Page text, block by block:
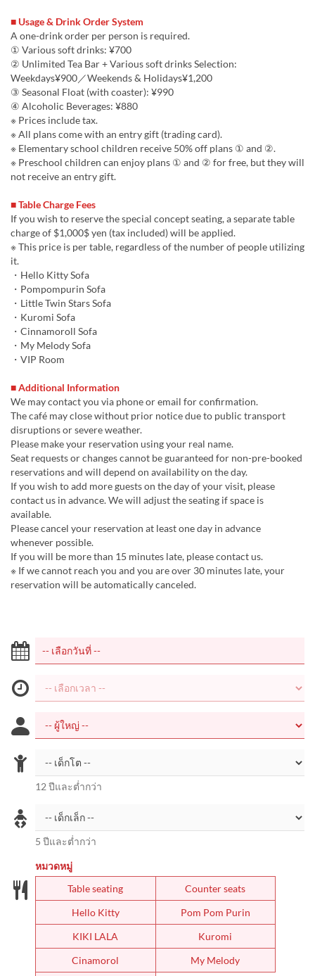
■ Usage & Drink Order System
A one-drink order per person is required.
① Various soft drinks: ¥700
② Unlimited Tea Bar + Various soft drinks Selection:
Weekdays¥900／Weekends & Holidays¥1,200
③ Seasonal Float (with coaster): ¥990
④ Alcoholic Beverages: ¥880
※ Prices include tax.
※ All plans come with an entry gift (trading card).
※ Elementary school children receive 50% off plans ① and ②.
※ Preschool children can enjoy plans ① and ② for free, but they will
not receive an entry gift.
■ Table Charge Fees
If you wish to reserve the special concept seating, a separate table
charge of $1,000$ yen (tax included) will be applied.
※ This price is per table, regardless of the number of people utilizing
it.
・Hello Kitty Sofa
・Pompompurin Sofa
・Little Twin Stars Sofa
・Kuromi Sofa
・Cinnamoroll Sofa
・My Melody Sofa
・VIP Room
■ Additional Information
We may contact you via phone or email for confirmation.
The café may close without prior notice due to public transport
disruptions or severe weather.
Please make your reservation using your real name.
Seat requests or changes cannot be guaranteed for non-pre-booked
reservations and will depend on availability on the day.
If you wish to add more guests on the day of your visit, please
contact us in advance. We will adjust the seating if space is
available.
Please cancel your reservation at least one day in advance
whenever possible.
If you will be more than 15 minutes late, please contact us.
※ If we cannot reach you and you are over 30 minutes late, your
reservation will be automatically canceled.
12 ปีและต่ำกว่า
5 ปีและต่ำกว่า
หมวดหมู่
Table seating
Counter seats
Hello Kitty
Pom Pom Purin
KIKI LALA
Kuromi
Cinamorol
My Melody